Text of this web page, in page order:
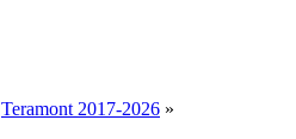
Teramont 2017-2026 »